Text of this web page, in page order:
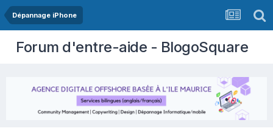
Dépannage iPhone
Forum d'entre-aide - BlogoSquare